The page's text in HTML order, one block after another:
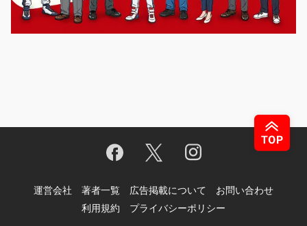
運営会社 著者一覧 広告掲載について
お問い合わせ
利用規約
プライバシーポリシー